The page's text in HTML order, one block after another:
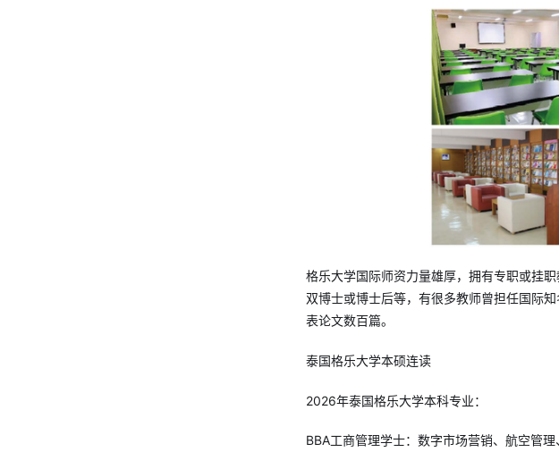
格乐大学国际师资力量雄厚，拥有专职或挂
双博士或博士后等，有很多教师曾担任国际
表论文数百篇。
泰国格乐大学本硕连读
2026年泰国格乐大学本科专业：
BBA工商管理学士：数字市场营销、航空管